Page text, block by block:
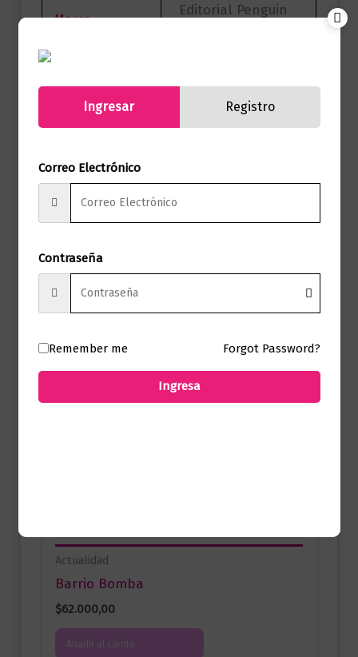
Marca
Editorial Penguin
Autor Moisés Naím
Formato 13 x 19
Presentación Tapa Blanda
No hay valoraciones aún.
comprado este producto pueden hacer
Actualidad
Barrio Bomba
$62.000,00
Añadir al carrito
Ingresar Registro
Correo Electrónico
Contraseña
Remember me Forgot Password?
Ingresa